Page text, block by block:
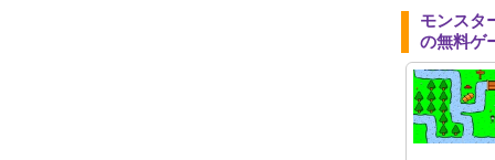
モンスタ
の無料ゲ